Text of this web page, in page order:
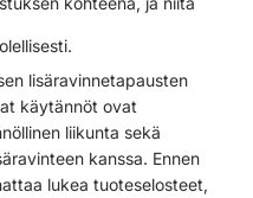
lisäravinnetapausten
käytännöt ovat
liikunta sekä
kanssa. Ennen
lukea tuoteselosteet,